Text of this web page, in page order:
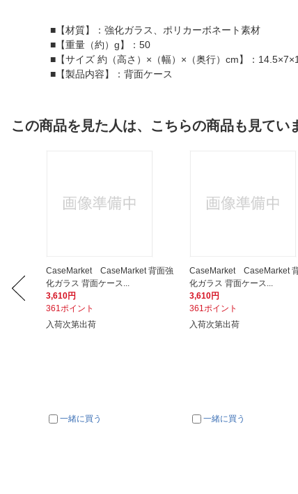
■【材質】：強化ガラス、ポリカーボネート素材
■【重量（約）g】：50
■【サイズ 約（高さ）×（幅）×（奥行）cm】：14.5×7×1
■【製品内容】：背面ケース
この商品を見た人は、こちらの商品も見てい
CaseMarket CaseMarket 背面強
化ガラス 背面ケース...
3,610円
361ポイント
入荷次第出荷
一緒に買う
CaseMarket CaseMarket
化ガラス 背面ケース...
3,610円
361ポイント
入荷次第出荷
一緒に買う